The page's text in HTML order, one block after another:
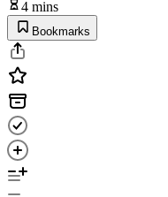
4 mins
Bookmarks